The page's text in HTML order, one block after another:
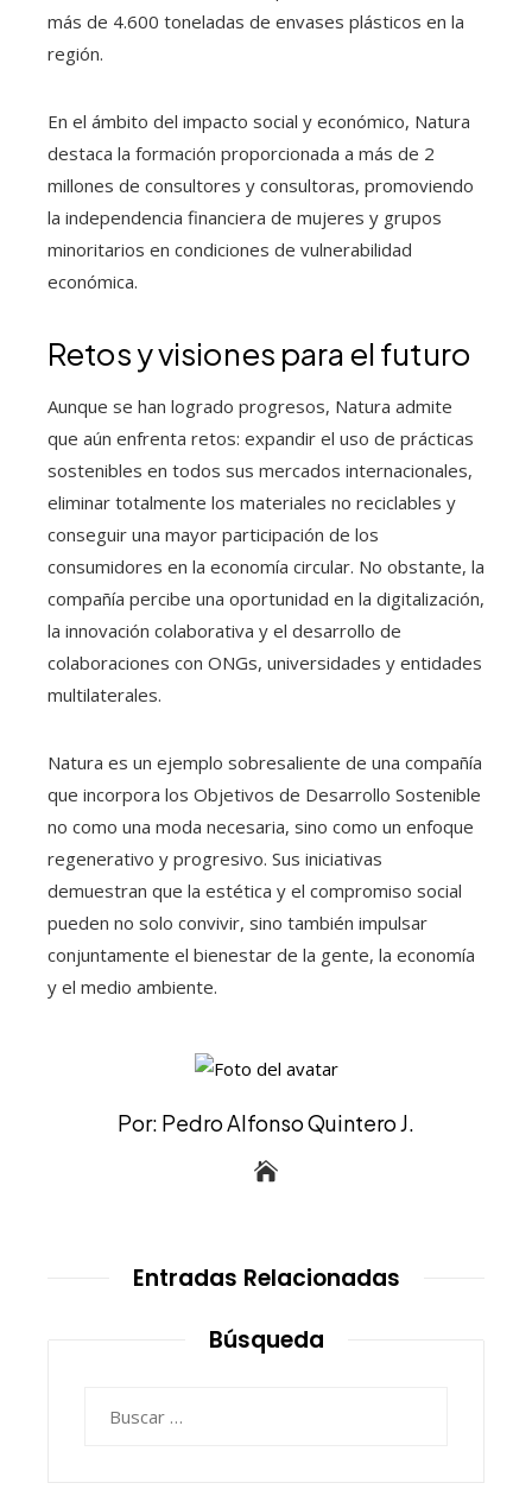
más de 4.600 toneladas de envases plásticos en la
región.
En el ámbito del impacto social y económico, Natura
destaca la formación proporcionada a más de 2
millones de consultores y consultoras, promoviendo
la independencia financiera de mujeres y grupos
minoritarios en condiciones de vulnerabilidad
económica.
Retos y visiones para el futuro
Aunque se han logrado progresos, Natura admite
que aún enfrenta retos: expandir el uso de prácticas
sostenibles en todos sus mercados internacionales,
eliminar totalmente los materiales no reciclables y
conseguir una mayor participación de los
consumidores en la economía circular. No obstante, la
compañía percibe una oportunidad en la digitalización,
la innovación colaborativa y el desarrollo de
colaboraciones con ONGs, universidades y entidades
multilaterales.
Natura es un ejemplo sobresaliente de una compañía
que incorpora los Objetivos de Desarrollo Sostenible
no como una moda necesaria, sino como un enfoque
regenerativo y progresivo. Sus iniciativas
demuestran que la estética y el compromiso social
pueden no solo convivir, sino también impulsar
conjuntamente el bienestar de la gente, la economía
y el medio ambiente.
Por: Pedro Alfonso Quintero J.
Entradas Relacionadas
Búsqueda